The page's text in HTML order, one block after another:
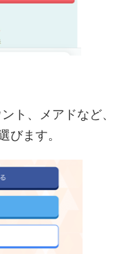
ト、メアドなど、
びます。